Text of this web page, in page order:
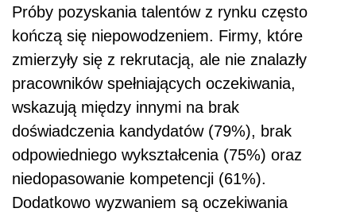
Próby pozyskania talentów z rynku często
kończą się niepowodzeniem. Firmy, które
zmierzyły się z rekrutacją, ale nie znalazły
pracowników spełniających oczekiwania,
wskazują między innymi na brak
doświadczenia kandydatów (79%), brak
odpowiedniego wykształcenia (75%) oraz
niedopasowanie kompetencji (61%).
Dodatkowo wyzwaniem są oczekiwania